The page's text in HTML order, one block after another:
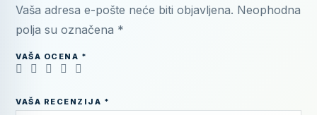
Vaša adresa e-pošte neće biti objavljena. Neophodna
polja su označena *
VAŠA OCENA *
VAŠA RECENZIJA *